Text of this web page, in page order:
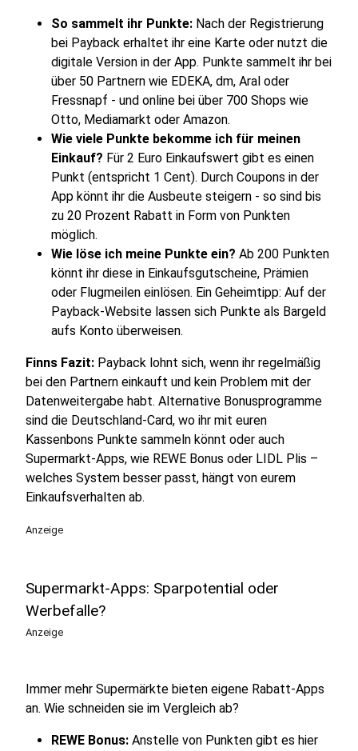
So sammelt ihr Punkte: Nach der Registrierung
bei Payback erhaltet ihr eine Karte oder nutzt die
digitale Version in der App. Punkte sammelt ihr bei
über 50 Partnern wie EDEKA, dm, Aral oder
Fressnapf - und online bei über 700 Shops wie
Otto, Mediamarkt oder Amazon.
Wie viele Punkte bekomme ich für meinen
Einkauf? Für 2 Euro Einkaufswert gibt es einen
Punkt (entspricht 1 Cent). Durch Coupons in der
App könnt ihr die Ausbeute steigern - so sind bis
zu 20 Prozent Rabatt in Form von Punkten
möglich.
Wie löse ich meine Punkte ein? Ab 200 Punkten
könnt ihr diese in Einkaufsgutscheine, Prämien
oder Flugmeilen einlösen. Ein Geheimtipp: Auf der
Payback-Website lassen sich Punkte als Bargeld
aufs Konto überweisen.
Finns Fazit: Payback lohnt sich, wenn ihr regelmäßig
bei den Partnern einkauft und kein Problem mit der
Datenweitergabe habt. Alternative Bonusprogramme
sind die Deutschland-Card, wo ihr mit euren
Kassenbons Punkte sammeln könnt oder auch
Supermarkt-Apps, wie REWE Bonus oder LIDL Plis –
welches System besser passt, hängt von eurem
Einkaufsverhalten ab.
Anzeige
Supermarkt-Apps: Sparpotential oder
Werbefalle?
Anzeige
Immer mehr Supermärkte bieten eigene Rabatt-Apps
an. Wie schneiden sie im Vergleich ab?
REWE Bonus: Anstelle von Punkten gibt es hier